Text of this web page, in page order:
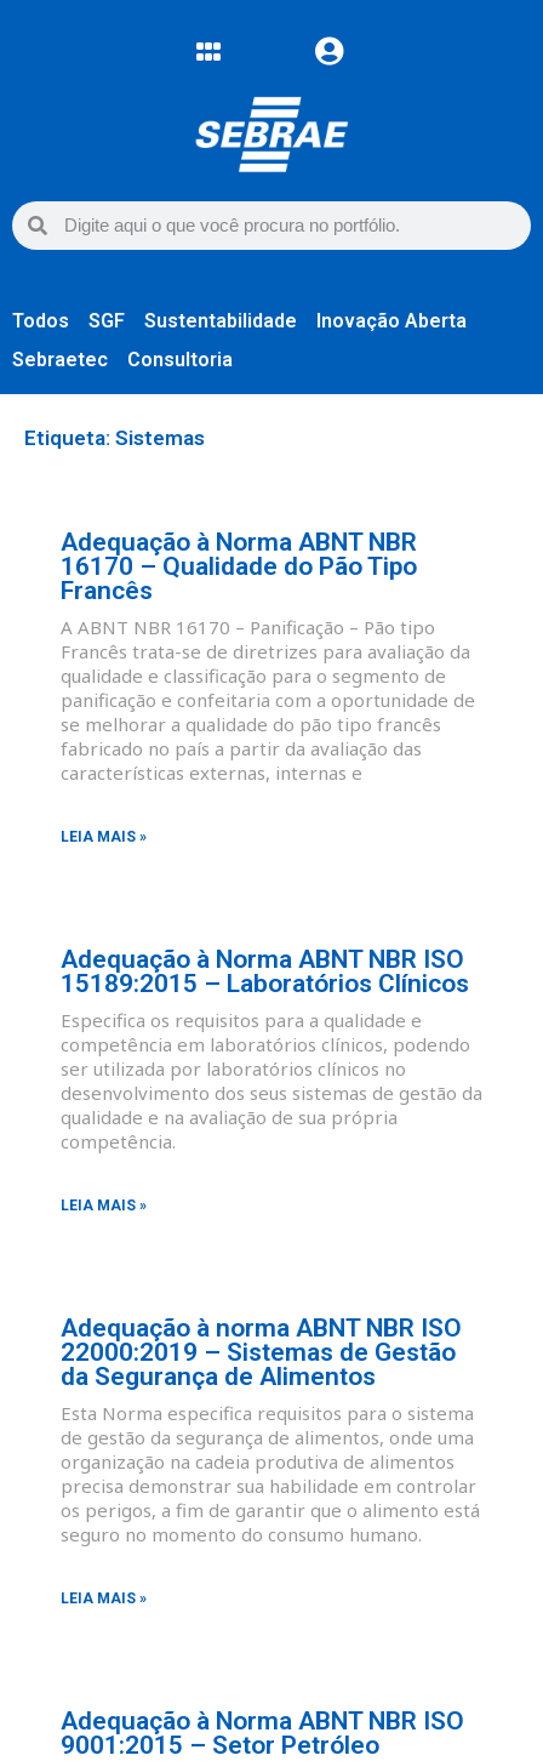
Todos SGF Sustentabilidade
Inovação Aberta
Sebraetec
Consultoria
Etiqueta: Sistemas
Adequação à Norma ABNT NBR
16170 – Qualidade do Pão Tipo
Francês
A ABNT NBR 16170 – Panificação – Pão tipo
Francês trata-se de diretrizes para avaliação da
qualidade e classificação para o segmento de
panificação e confeitaria com a oportunidade de
se melhorar a qualidade do pão tipo francês
fabricado no país a partir da avaliação das
características externas, internas e
LEIA MAIS »
Adequação à Norma ABNT NBR ISO
15189:2015 – Laboratórios Clínicos
Especifica os requisitos para a qualidade e
competência em laboratórios clínicos, podendo
ser utilizada por laboratórios clínicos no
desenvolvimento dos seus sistemas de gestão da
qualidade e na avaliação de sua própria
competência.
LEIA MAIS »
Adequação à norma ABNT NBR ISO
22000:2019 – Sistemas de Gestão
da Segurança de Alimentos
Esta Norma especifica requisitos para o sistema
de gestão da segurança de alimentos, onde uma
organização na cadeia produtiva de alimentos
precisa demonstrar sua habilidade em controlar
os perigos, a fim de garantir que o alimento está
seguro no momento do consumo humano.
LEIA MAIS »
Adequação à Norma ABNT NBR ISO
9001:2015 – Setor Petróleo